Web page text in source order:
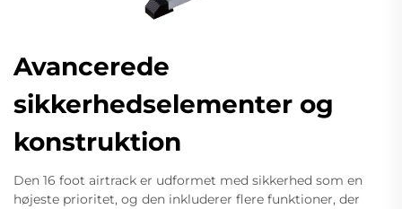
Avancerede
sikkerhedselementer og
konstruktion
Den 16 foot airtrack er udformet med sikkerhed som en
højeste prioritet, og den inkluderer flere funktioner, der